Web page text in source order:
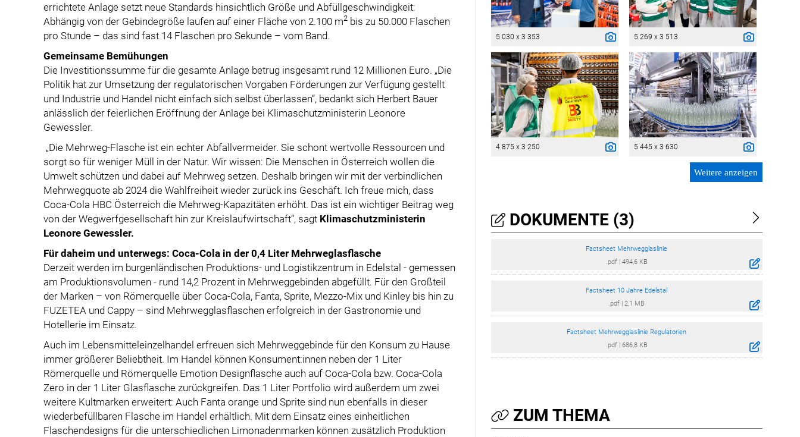
errichtete Anlage setzt neue Standards hinsichtlich Größe und Abfüllgeschwindigkeit:
Abhängig von der Gebindegröße laufen auf einer Fläche von 2.100 m2 bis zu 50.000 Flaschen
pro Stunde – das sind fast 14 Flaschen pro Sekunde – vom Band.
Gemeinsame Bemühungen
Die Investitionssumme für die gesamte Anlage betrug insgesamt rund 12 Millionen Euro. „Die
Politik hat zur Umsetzung der regulatorischen Vorgaben Förderungen zur Verfügung gestellt
und Industrie und Handel nicht einfach sich selbst überlassen“, bedankt sich Herbert Bauer
anlässlich der feierlichen Eröffnung der Anlage bei Klimaschutzministerin Leonore
Gewessler.
„Die Mehrweg-Flasche ist ein echter Abfallvermeider. Sie schont wertvolle Ressourcen und
sorgt so für weniger Müll in der Natur. Wir wissen: Die Menschen in Österreich wollen die
Umwelt schützen und dabei auf Mehrweg setzen. Deshalb bringen wir mit der verbindlichen
Mehrwegquote ab 2024 die Wahlfreiheit wieder zurück ins Geschäft. Ich freue mich, dass
Coca-Cola HBC Österreich die Mehrweg-Kapazitäten erhöht. Das ist ein wichtiger Beitrag weg
von der Wegwerfgesellschaft hin zur Kreislaufwirtschaft“, sagt Klimaschutzministerin
Leonore Gewessler.
Für daheim und unterwegs: Coca-Cola in der 0,4 Liter Mehrweglasflasche
Derzeit werden im burgenländischen Produktions- und Logistikzentrum in Edelstal - gemessen
am Produktionsvolumen - rund 14,2 Prozent in Mehrweggebinden abgefüllt. Für den Großteil
der Marken – von Römerquelle über Coca-Cola, Fanta, Sprite, Mezzo-Mix und Kinley bis hin zu
FUZETEA und Cappy – sind Mehrwegglasflaschen erfolgreich in der Gastronomie und
Hotellerie im Einsatz.
Auch im Lebensmitteleinzelhandel erfreuen sich Mehrweggebinde für den Konsum zu Hause
immer größerer Beliebtheit. Im Handel können Konsument:innen neben der 1 Liter
Römerquelle und Römerquelle Emotion Designflasche auch auf Coca-Cola bzw. Coca-Cola
Zero in der 1 Liter Glasflasche zurückgreifen. Das 1 Liter Portfolio wird außerdem um zwei
weitere Kultmarken erweitert: Auch Fanta orange und Sprite sind nun ebenfalls in dieser
wiederbefüllbaren Flasche im Handel erhältlich. Mit dem Einsatz eines einheitlichen
Flaschendesigns für die unterschiedlichen Limonadenmarken können zusätzlich Produktion
5 030 x 3 353 5 269 x 3 513
4 875 x 3 250 5 445 x 3 630
Weitere anzeigen
DOKUMENTE (3)
Factsheet Mehrwegglaslinie
.pdf| 494,6 KB
Factsheet 10 Jahre Edelstal
.pdf |2,1 MB
Factsheet Mehrwegglaslinie Regulatorien
.pdf| 686,8 KB
ZUM THEMA